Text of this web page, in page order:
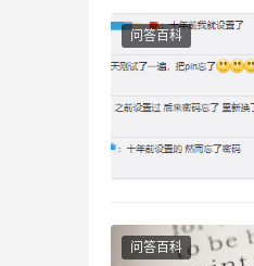
问答百科
问答百科